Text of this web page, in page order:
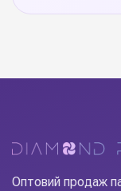
Оптовий продаж